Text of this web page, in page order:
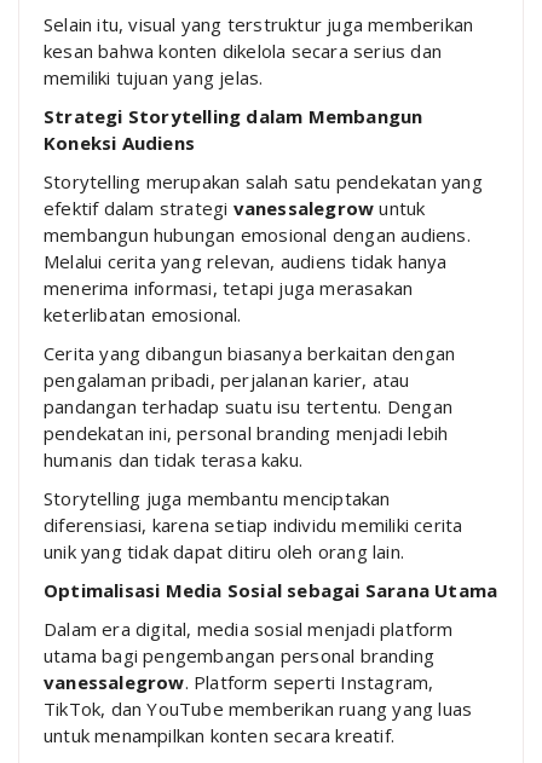
Selain itu, visual yang terstruktur juga memberikan
kesan bahwa konten dikelola secara serius dan
memiliki tujuan yang jelas.
Strategi Storytelling dalam Membangun
Koneksi Audiens
Storytelling merupakan salah satu pendekatan yang
efektif dalam strategi vanessalegrow untuk
membangun hubungan emosional dengan audiens.
Melalui cerita yang relevan, audiens tidak hanya
menerima informasi, tetapi juga merasakan
keterlibatan emosional.
Cerita yang dibangun biasanya berkaitan dengan
pengalaman pribadi, perjalanan karier, atau
pandangan terhadap suatu isu tertentu. Dengan
pendekatan ini, personal branding menjadi lebih
humanis dan tidak terasa kaku.
Storytelling juga membantu menciptakan
diferensiasi, karena setiap individu memiliki cerita
unik yang tidak dapat ditiru oleh orang lain.
Optimalisasi Media Sosial sebagai Sarana Utama
Dalam era digital, media sosial menjadi platform
utama bagi pengembangan personal branding
vanessalegrow. Platform seperti Instagram,
TikTok, dan YouTube memberikan ruang yang luas
untuk menampilkan konten secara kreatif.